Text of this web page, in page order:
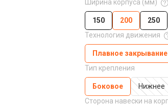
Ширина корпуса (мм)
150 200 250
Технология движения
Плавное закрывание
Тип крепления
Боковое
Нижнее
Сторона навески на